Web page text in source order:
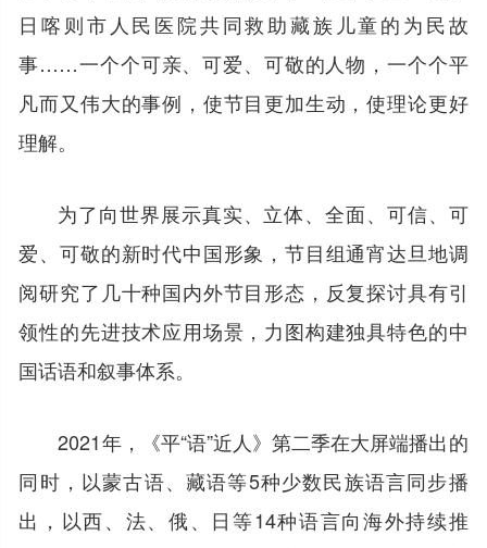
日喀则市人民医院共同救助藏族儿童的为民故
事……一个个可亲、可爱、可敬的人物，一个个平
凡而又伟大的事例，使节目更加生动，使理论更好
理解。
为了向世界展示真实、立体、全面、可信、可
爱、可敬的新时代中国形象，节目组通宵达旦地调
阅研究了几十种国内外节目形态，反复探讨具有引
领性的先进技术应用场景，力图构建独具特色的中
国话语和叙事体系。
2021年，《平“语”近人》第二季在大屏端播出的
同时，以蒙古语、藏语等5种少数民族语言同步播
出，以西、法、俄、日等14种语言向海外持续推